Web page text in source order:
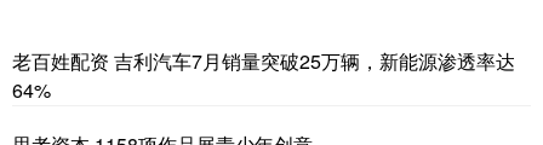
老百姓配资 吉利汽车7月销量突破25万辆，新能源渗透率达
64%